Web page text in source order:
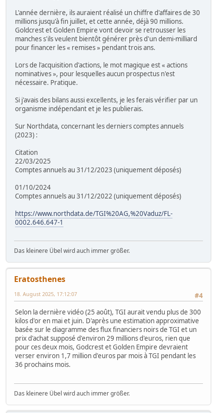
L'année dernière, ils auraient réalisé un chiffre d'affaires de 30
millions jusqu'à fin juillet, et cette année, déjà 90 millions.
Goldcrest et Golden Empire vont devoir se retrousser les
manches s'ils veulent bientôt générer près d'un demi-milliard
pour financer les « remises » pendant trois ans.
Lors de l'acquisition d'actions, le mot magique est « actions
nominatives », pour lesquelles aucun prospectus n'est
nécessaire. Pratique.
Si j'avais des bilans aussi excellents, je les ferais vérifier par un
organisme indépendant et je les publierais.
Sur Northdata, concernant les derniers comptes annuels
(2023) :
Citation
22/03/2025
Comptes annuels au 31/12/2023 (uniquement déposés)
01/10/2024
Comptes annuels au 31/12/2022 (uniquement déposés)
https://www.northdata.de/TGI%20AG,%20Vaduz/FL-
0002.646.647-1
Das kleinere Übel wird auch immer größer.
Eratosthenes
#4
18. August 2025, 17:12:07
Selon la dernière vidéo (25 août), TGI aurait vendu plus de 300
kilos d'or en mai et juin. D'après une estimation approximative
basée sur le diagramme des flux financiers noirs de TGI et un
prix d'achat supposé d'environ 29 millions d'euros, rien que
pour ces deux mois, Godcrest et Golden Empire devraient
verser environ 1,7 million d'euros par mois à TGI pendant les
36 prochains mois.
Das kleinere Übel wird auch immer größer.